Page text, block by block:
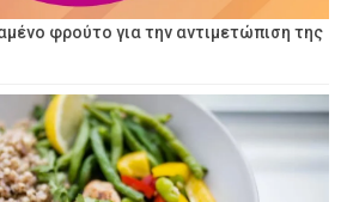
φρούτο για την αντιμετώπιση της